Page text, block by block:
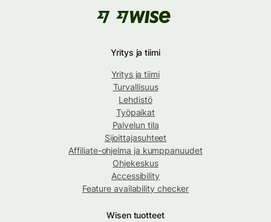
Yritys ja tiimi
Yritys ja tiimi
Turvallisuus
Lehdistö
Työpaikat
Palvelun tila
Sijoittajasuhteet
Affiliate-ohjelma ja kumppanuudet
Ohjekeskus
Accessibility
Feature availability checker
Wisen tuotteet